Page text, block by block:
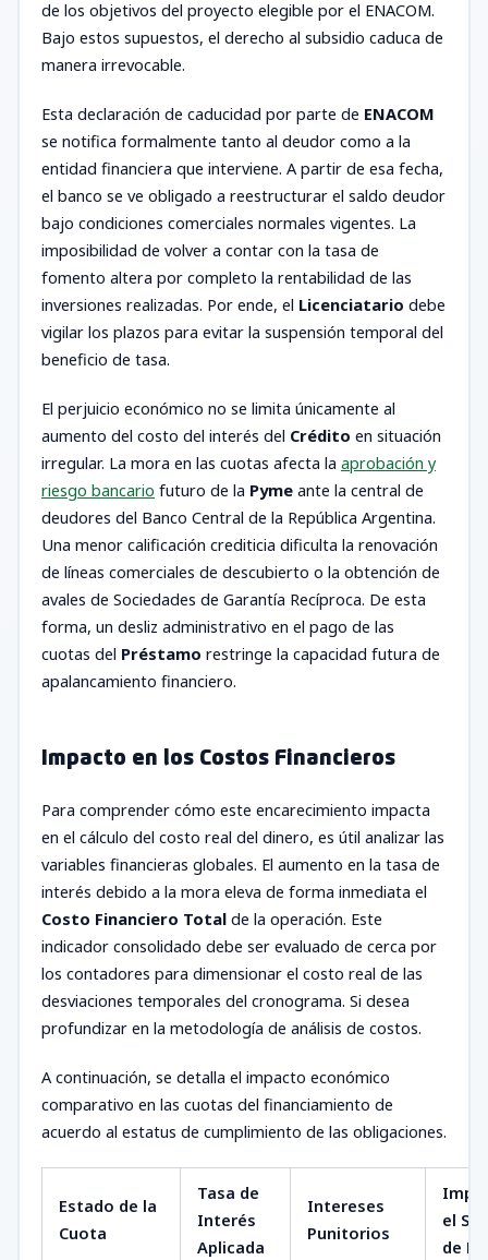
de los objetivos del proyecto elegible por el ENACOM.
Bajo estos supuestos, el derecho al subsidio caduca de
manera irrevocable.
Esta declaración de caducidad por parte de ENACOM
se notifica formalmente tanto al deudor como a la
entidad financiera que interviene. A partir de esa fecha,
el banco se ve obligado a reestructurar el saldo deudor
bajo condiciones comerciales normales vigentes. La
imposibilidad de volver a contar con la tasa de
fomento altera por completo la rentabilidad de las
inversiones realizadas. Por ende, el Licenciatario debe
vigilar los plazos para evitar la suspensión temporal del
beneficio de tasa.
El perjuicio económico no se limita únicamente al
aumento del costo del interés del Crédito en situación
irregular. La mora en las cuotas afecta la aprobación y
riesgo bancario futuro de la Pyme ante la central de
deudores del Banco Central de la República Argentina.
Una menor calificación crediticia dificulta la renovación
de líneas comerciales de descubierto o la obtención de
avales de Sociedades de Garantía Recíproca. De esta
forma, un desliz administrativo en el pago de las
cuotas del Préstamo restringe la capacidad futura de
apalancamiento financiero.
Impacto en los Costos Financieros
Para comprender cómo este encarecimiento impacta
en el cálculo del costo real del dinero, es útil analizar las
variables financieras globales. El aumento en la tasa de
interés debido a la mora eleva de forma inmediata el
Costo Financiero Total de la operación. Este
indicador consolidado debe ser evaluado de cerca por
los contadores para dimensionar el costo real de las
desviaciones temporales del cronograma. Si desea
profundizar en la metodología de análisis de costos.
A continuación, se detalla el impacto económico
comparativo en las cuotas del financiamiento de
acuerdo al estatus de cumplimiento de las obligaciones.
Estado de la
Cuota
Tasa de
Interés
Aplicada
Intereses
Punitorios
el
de